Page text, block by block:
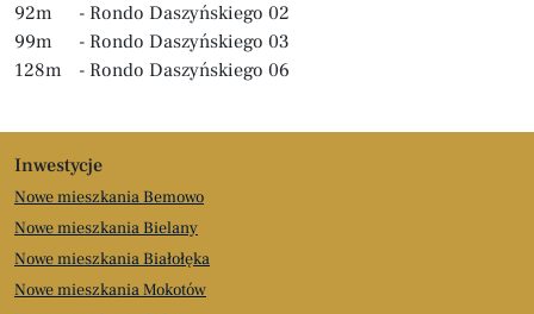
92m
- Rondo Daszyńskiego 02
99m
- Rondo Daszyńskiego 03
128m
- Rondo Daszyńskiego 06
Inwestycje
Nowe mieszkania Bemowo
Nowe mieszkania Bielany
Nowe mieszkania Białołęka
Nowe mieszkania Mokotów